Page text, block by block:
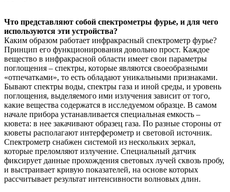
Что представляют собой спектрометры фурье, и для чего
используются эти устройства?
Каким образом работает инфракрасный спектрометр фурье?
Принцип его функционирования довольно прост. Каждое
вещество в инфракрасной области имеет свои параметры
поглощения – спектры, которые являются своеобразными
«отпечатками», то есть обладают уникальными признаками.
Бывают спектры воды, спектры газа и иной среды, и уровень
поглощения, выделяемого ими излучения зависит от того,
какие вещества содержатся в исследуемом образце. В самом
начале прибора устанавливается специальная емкость –
кювета: в нее закачивают образец газа. По разные стороны от
кюветы располагают интерферометр и световой источник.
Спектрометр снабжен системой из нескольких зеркал,
которые преломляют излучение. Специальный датчик
фиксирует данные прохождения световых лучей сквозь пробу,
и выстраивает кривую показателей, на основе которых
рассчитывает результат интенсивности волновых длин.